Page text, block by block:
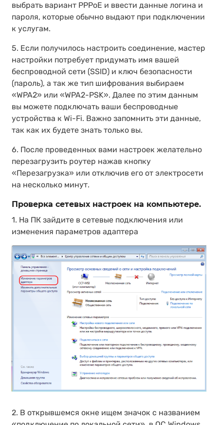
выбрать вариант PPPoE и ввести данные логина и
пароля, которые обычно выдают при подключении
к услугам.
5. Если получилось настроить соединение, мастер
настройки потребует придумать имя вашей
беспроводной сети (SSID) и ключ безопасности
(пароль), а так же тип шифрования выбираем
«WPA2» или «WPA2-PSK». Далее по этим данным
вы можете подключать ваши беспроводные
устройства к Wi-Fi. Важно запомнить эти данные,
так как их будете знать только вы.
6. После проведенных вами настроек желательно
перезагрузить роутер нажав кнопку
«Перезагрузка» или отключив его от электросети
на несколько минут.
Проверка сетевых настроек на компьютере.
1. На ПК зайдите в сетевые подключения или
изменения параметров адаптера
2. В открывшемся окне ищем значок с названием